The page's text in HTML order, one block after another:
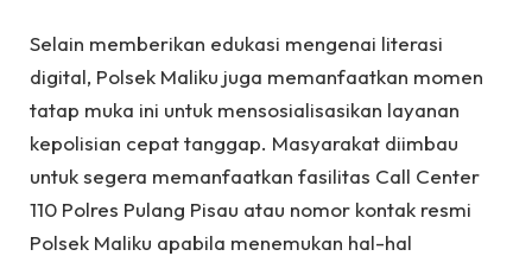
Selain memberikan edukasi mengenai literasi
digital, Polsek Maliku juga memanfaatkan momen
tatap muka ini untuk mensosialisasikan layanan
kepolisian cepat tanggap. Masyarakat diimbau
untuk segera memanfaatkan fasilitas Call Center
110 Polres Pulang Pisau atau nomor kontak resmi
Polsek Maliku apabila menemukan hal-hal